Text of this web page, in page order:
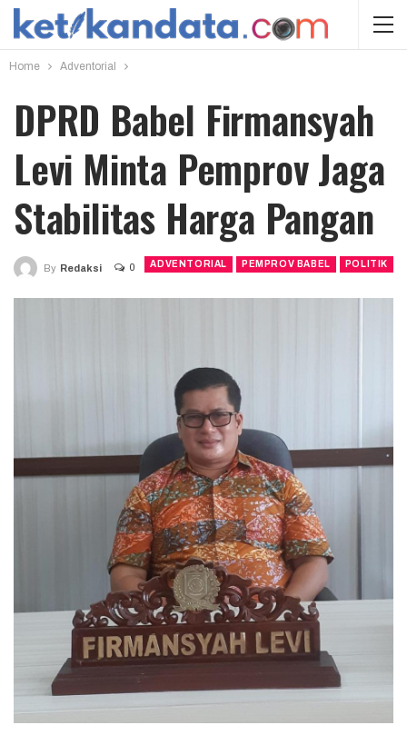
Home Adventorial
DPRD Babel Firmansyah
Levi Minta Pemprov Jaga
Stabilitas Harga Pangan
ADVENTORIAL PEMPROV BABEL POLITIK
By Redaksi 0